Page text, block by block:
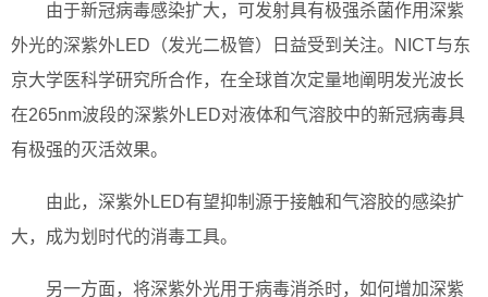
由于新冠病毒感染扩大，可发射具有极强杀菌作用深紫
外光的深紫外LED（发光二极管）日益受到关注。NICT与东
京大学医科学研究所合作，在全球首次定量地阐明发光波长
在265nm波段的深紫外LED对液体和气溶胶中的新冠病毒具
有极强的灭活效果。
由此，深紫外LED有望抑制源于接触和气溶胶的感染扩
大，成为划时代的消毒工具。
另一方面，将深紫外光用于病毒消杀时，如何增加深紫